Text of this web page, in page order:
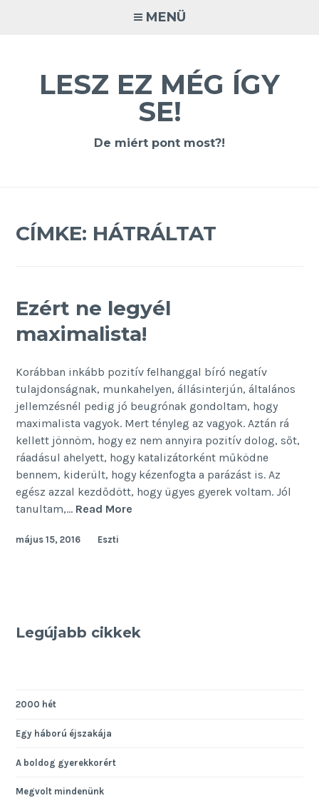
MENÜ
LESZ EZ MÉG ÍGY
SE!
De miért pont most?!
CÍMKE: HÁTRÁLTAT
Ezért ne legyél
maximalista!
Korábban inkább pozitív felhanggal bíró negatív
tulajdonságnak, munkahelyen, állásinterjún, általános
jellemzésnél pedig jó beugrónak gondoltam, hogy
maximalista vagyok. Mert tényleg az vagyok. Aztán rá
kellett jönnöm, hogy ez nem annyira pozitív dolog, sőt,
ráadásul ahelyett, hogy katalizátorként működne
bennem, kiderült, hogy kézenfogta a parázást is. Az
egész azzal kezdődött, hogy ügyes gyerek voltam. Jól
tanultam,… Read More
május 15, 2016 Eszti
Legújabb cikkek
2000 hét
Egy háború éjszakája
A boldog gyerekkorért
Megvolt mindenünk